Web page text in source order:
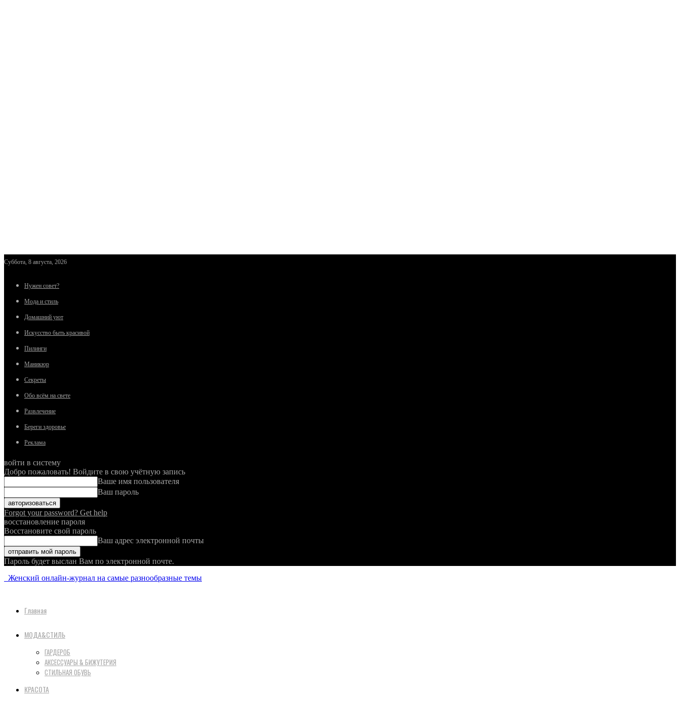
Суббота, 8 августа, 2026
Нужен совет?
Мода и стиль
Домашний уют
Искусство быть красивой
Пилинги
Маникюр
Секреты
Обо всём на свете
Развлечение
Береги здоровье
Реклама
войти в систему
Добро пожаловать! Войдите в свою учётную запись
Ваше имя пользователя
Ваш пароль
Forgot your password? Get help
восстановление пароля
Восстановите свой пароль
Ваш адрес электронной почты
Пароль будет выслан Вам по электронной почте.
Женский онлайн-журнал на самые разнообразные темы
Главная
МОДА&СТИЛЬ
ГАРДЕРОБ
АКСЕССУАРЫ & БИЖУТЕРИЯ
СТИЛЬНАЯ ОБУВЬ
КРАСОТА